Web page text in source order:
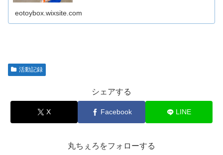
eotoybox.wixsite.com
活動記録
シェアする
X Facebook LINE
丸ちぇろをフォローする